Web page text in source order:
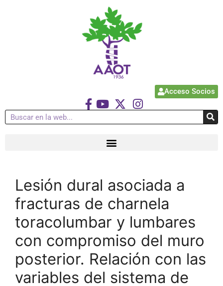
Acceso Socios
Lesión dural asociada a
fracturas de charnela
toracolumbar y lumbares
con compromiso del muro
posterior. Relación con las
variables del sistema de